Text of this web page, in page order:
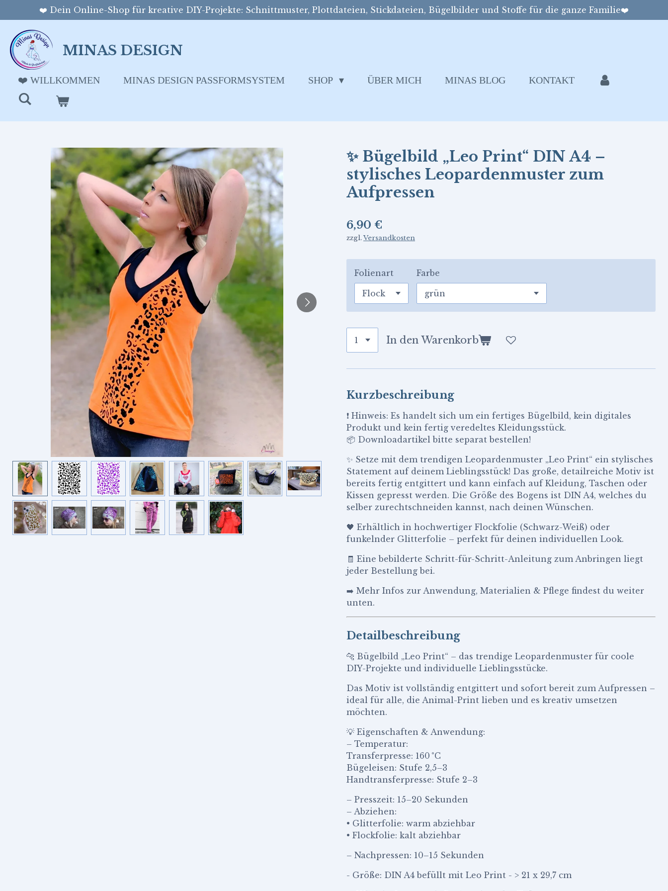
Hauptinhalt
springen
❤️ Dein Online-Shop für kreative DIY-Projekte: Schnittmuster, Plottdateien, Stickdateien, Bügelbilder und Stoffe für die ganze Familie❤️
MINAS DESIGN
❤️ WILLKOMMEN MINAS DESIGN PASSFORMSYSTEM SHOP ÜBER MICH MINAS BLOG KONTAKT
✨ Bügelbild „Leo Print“ DIN A4 –
stylisches Leopardenmuster zum
Aufpressen
6,90 €
zzgl.Versandkosten
Folienart Farbe
In den Warenkorb
Kurzbeschreibung
❗ Hinweis: Es handelt sich um ein fertiges Bügelbild, kein digitales
Produkt und kein fertig veredeltes Kleidungsstück.
📦 Downloadartikel bitte separat bestellen!
✨ Setze mit dem trendigen Leopardenmuster „Leo Print“ ein stylisches
Statement auf deinem Lieblingsstück! Das große, detailreiche Motiv ist
bereits fertig entgittert und kann einfach auf Kleidung, Taschen oder
Kissen gepresst werden. Die Größe des Bogens ist DIN A4, welches du
selber zurechtschneiden kannst, nach deinen Wünschen.
🖤 Erhältlich in hochwertiger Flockfolie (Schwarz-Weiß) oder
funkelnder Glitterfolie – perfekt für deinen individuellen Look.
🧾 Eine bebilderte Schritt-für-Schritt-Anleitung zum Anbringen liegt
jeder Bestellung bei.
➡️ Mehr Infos zur Anwendung, Materialien & Pflege findest du weiter
unten.
Detailbeschreibung
🐆 Bügelbild „Leo Print“ – das trendige Leopardenmuster für coole
DIY-Projekte und individuelle Lieblingsstücke.
Das Motiv ist vollständig entgittert und sofort bereit zum Aufpressen –
ideal für alle, die Animal-Print lieben und es kreativ umsetzen
möchten.
💡 Eigenschaften & Anwendung:
– Temperatur:
Transferpresse: 160 °C
Bügeleisen: Stufe 2,5–3
Handtransferpresse: Stufe 2–3
– Presszeit: 15–20 Sekunden
– Abziehen:
• Glitterfolie: warm abziehbar
• Flockfolie: kalt abziehbar
– Nachpressen: 10–15 Sekunden
- Größe: DIN A4 befüllt mit Leo Print - > 21 x 29,7 cm